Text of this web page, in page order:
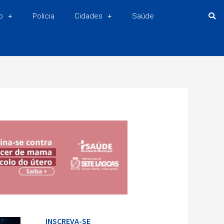
Policia Cidades Saúde
INSCREVA-SE